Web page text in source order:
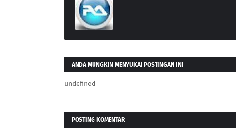
ANDA MUNGKIN MENYUKAI POSTINGAN INI
undefined
POSTING KOMENTAR